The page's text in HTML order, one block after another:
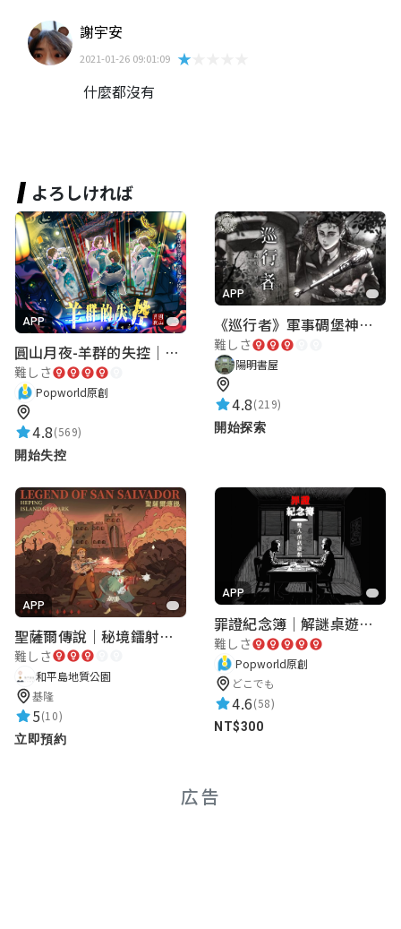
謝宇安
2021-01-26 09:01:09 ★★★★★
什麼都沒有
よろしければ
APP
圓山月夜-羊群的失控｜圓山飯店 ARG實境解謎遊戲
難しさ
Popworld原創
4.8(569)
開始失控
APP
《巡行者》軍事碉堡神秘探索｜陽明書屋實境遊戲
難しさ
陽明書屋
4.8(219)
開始探索
APP
聖薩爾傳說｜秘境鐳射激戰
難しさ
和平島地質公園
基隆
5(10)
立即預約
APP
罪證紀念簿｜解謎桌遊｜警匪偵訊｜室內遊戲
難しさ
Popworld原創
どこでも
4.6(58)
NT$300
広告